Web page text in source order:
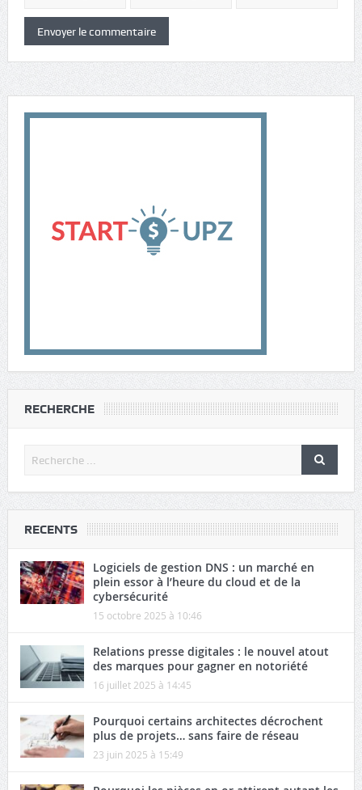
RECHERCHE
RECENTS
Logiciels de gestion DNS : un marché en
plein essor à l’heure du cloud et de la
cybersécurité
15 octobre 2025 à 10:46
Relations presse digitales : le nouvel atout
des marques pour gagner en notoriété
16 juillet 2025 à 14:45
Pourquoi certains architectes décrochent
plus de projets… sans faire de réseau
23 juin 2025 à 15:49